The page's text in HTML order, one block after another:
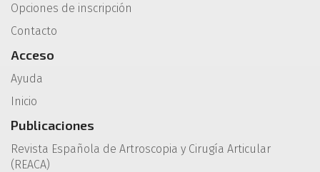
Opciones de inscripción
Contacto
Acceso
Ayuda
Inicio
Publicaciones
Revista Española de Artroscopia y Cirugía Articular
(REACA)